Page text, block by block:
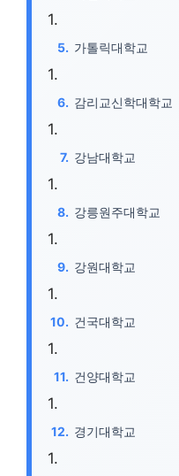
가톨릭대학교
감리교신학대학교
강남대학교
강릉원주대학교
강원대학교
건국대학교
건양대학교
경기대학교